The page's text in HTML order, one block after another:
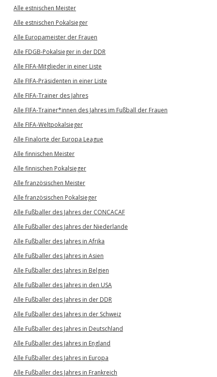
Alle estnischen Meister
Alle estnischen Pokalsieger
Alle Europameister der Frauen
Alle FDGB-Pokalsieger in der DDR
Alle FIFA-Mitglieder in einer Liste
Alle FIFA-Präsidenten in einer Liste
Alle FIFA-Trainer des Jahres
Alle FIFA-Trainer*innen des Jahres im Fußball der Frauen
Alle FIFA-Weltpokalsieger
Alle Finalorte der Europa League
Alle finnischen Meister
Alle finnischen Pokalsieger
Alle französischen Meister
Alle französischen Pokalsieger
Alle Fußballer des Jahres der CONCACAF
Alle Fußballer des Jahres der Niederlande
Alle Fußballer des Jahres in Afrika
Alle Fußballer des Jahres in Asien
Alle Fußballer des Jahres in Belgien
Alle Fußballer des Jahres in den USA
Alle Fußballer des Jahres in der DDR
Alle Fußballer des Jahres in der Schweiz
Alle Fußballer des Jahres in Deutschland
Alle Fußballer des Jahres in England
Alle Fußballer des Jahres in Europa
Alle Fußballer des Jahres in Frankreich